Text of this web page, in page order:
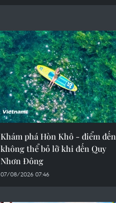
Khám phá Hòn Khô - điểm đến
không thể bỏ lỡ khi đến Quy
Nhơn Đông
07/08/2026 07:46